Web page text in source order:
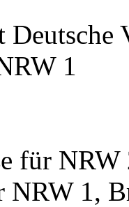
Deutsche
1
für NRW
NRW 1,